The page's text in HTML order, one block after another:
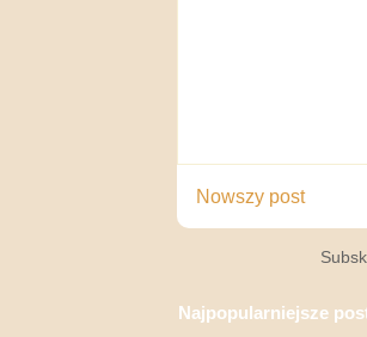
Nowszy post
Najpopularniejsze